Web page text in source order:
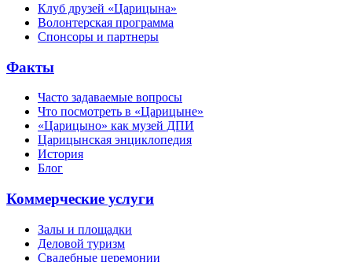
Клуб друзей «Царицына»
Волонтерская программа
Спонсоры и партнеры
Факты
Часто задаваемые вопросы
Что посмотреть в «Царицыне»
«Царицыно» как музей ДПИ
Царицынская энциклопедия
История
Блог
Коммерческие услуги
Залы и площадки
Деловой туризм
Свадебные церемонии